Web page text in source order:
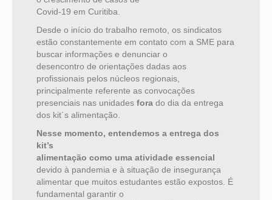
Covid-19 em Curitiba.
Desde o início do trabalho remoto, os sindicatos
estão constantemente em contato com a SME para
buscar informações e denunciar o
desencontro de orientações dadas aos
profissionais pelos núcleos regionais,
principalmente referente as convocações
presenciais nas unidades fora do dia da entrega
dos kit´s alimentação.
Nesse momento, entendemos a entrega dos
kit’s
alimentação como uma atividade essencial
devido à pandemia e à situação de insegurança
alimentar que muitos estudantes estão expostos. É
fundamental garantir o